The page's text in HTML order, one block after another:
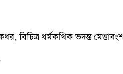
বিচিত্র ধর্মকথিক ভদন্ত